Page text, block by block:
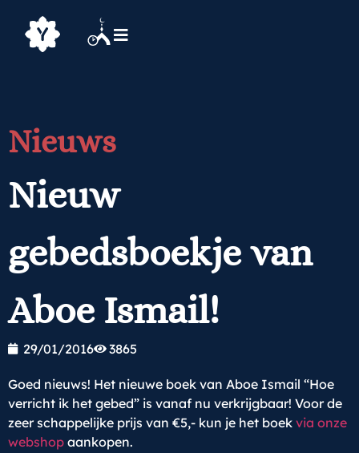
Nieuws
Nieuw
gebedsboekje van
Aboe Ismail!
29/01/2016 3865
Goed nieuws! Het nieuwe boek van Aboe Ismail “Hoe
verricht ik het gebed” is vanaf nu verkrijgbaar! Voor de
zeer schappelijke prijs van €5,- kun je het boek via onze
webshop aankopen.